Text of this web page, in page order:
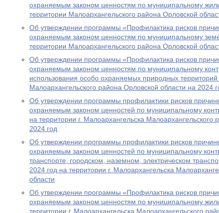
охраняемым законом ценностям по муниципальному
территории Малоархангельского района Орловской
Об утверждении программы «Профилактика рисков
охраняемым законом ценностям по муниципальному
территории Малоархангельского района Орловской
Об утверждении программы «Профилактика рисков
охраняемым законом ценностям по муниципальному
использования особо охраняемых природных
Малоархангельского района Орловской области на 2024
Об утверждении программы профилактики рисков
охраняемым законом ценностей по муниципальному
на территории г. Малоархангельска Малоархангельского
2024 год
Об утверждении программы профилактики рисков
охраняемым законом ценностей по муниципальному
транспорте, городском, наземном, электрическом
2024 год на территории г. Малоархангельска
области
Об утверждении программы «Профилактика рисков
охраняемым законом ценностям по муниципальному
территории г. Малоархангельска Малоархангельского